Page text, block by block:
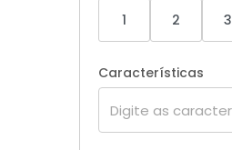
1
2 3
Características